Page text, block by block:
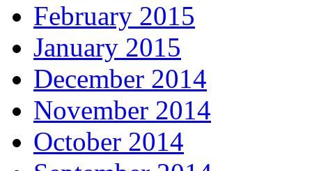
February 2015
January 2015
December 2014
November 2014
October 2014